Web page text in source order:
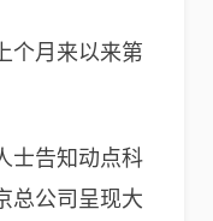
个月来以来第
士告知动点科
总公司呈现大